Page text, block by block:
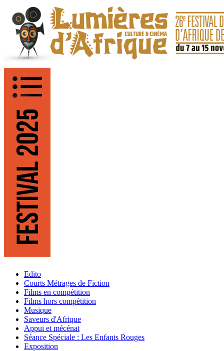
Edito
Courts Métrages de Fiction
Films en compétition
Films hors compétition
Musique
Saveurs d'Afrique
Appui et mécénat
Séance Spéciale : Les Enfants Rouges
Exposition